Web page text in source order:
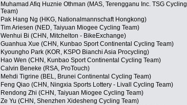
Muhamad Afiq Huznie Othman (MAS, Terengganu Inc. TSG Cycling
Team)
Pak Hang Ng (HKG, Nationalmannschaft Hongkong)
Tim Ariesen (NED, Taiyuan Miogee Cycling Team)
Wenhui Bi (CHN, Mitchelton - BikeExchange)
Guanhua Xue (CHN, Kunbao Sport Continental Cycling Team)
Kyoungho Park (KOR, KSPO Bianchi Asia Procycling)
Hao Wen (CHN, Kunbao Sport Continental Cycling Team)
Calvin Beneke (RSA, ProTouch)
Mehdi Tigrine (BEL, Brunei Continental Cycling Team)
Feng Qiao (CHN, Ningxia Sports Lottery - Livall Cycling Team)
Rendong Zhi (CHN, Taiyuan Miogee Cycling Team)
Ze Yu (CHN, Shenzhen Xidesheng Cycling Team)